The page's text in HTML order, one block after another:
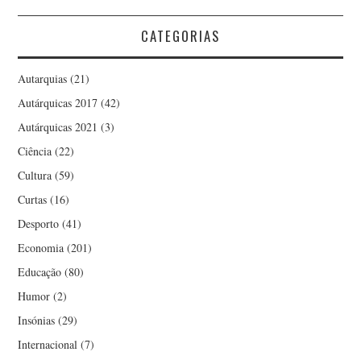
CATEGORIAS
Autarquias (21)
Autárquicas 2017 (42)
Autárquicas 2021 (3)
Ciência (22)
Cultura (59)
Curtas (16)
Desporto (41)
Economia (201)
Educação (80)
Humor (2)
Insónias (29)
Internacional (7)